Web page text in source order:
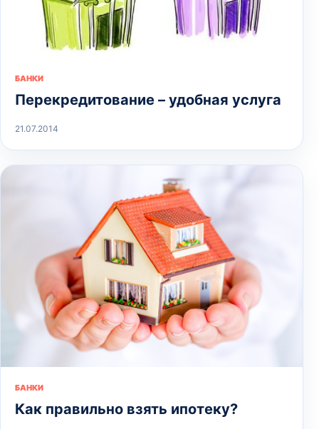
БАНКИ
Перекредитование – удобная услуга
21.07.2014
БАНКИ
Как правильно взять ипотеку?